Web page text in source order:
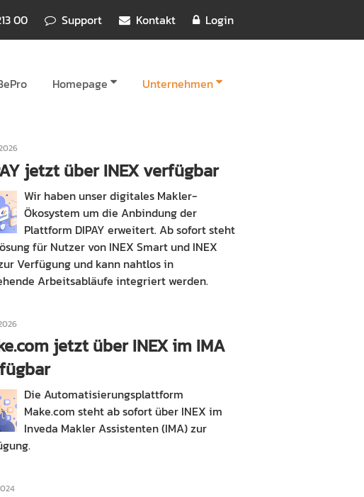
00 Support Kontakt Login
Homepage Unternehmen
jetzt über INEX verfügbar
Wir haben unser digitales Makler-
Ökosystem um die Anbindung der
Plattform DIPAY erweitert. Ab sofort steht
für Nutzer von INEX Smart und INEX
Verfügung und kann nahtlos in
Arbeitsabläufe integriert werden.
jetzt über INEX im IMA
Die Automatisierungsplattform
Make.com steht ab sofort über INEX im
Inveda Makler Assistenten (IMA) zur